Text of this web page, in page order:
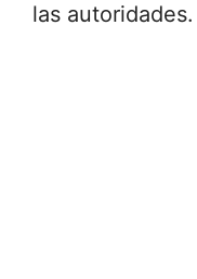
las autoridades.